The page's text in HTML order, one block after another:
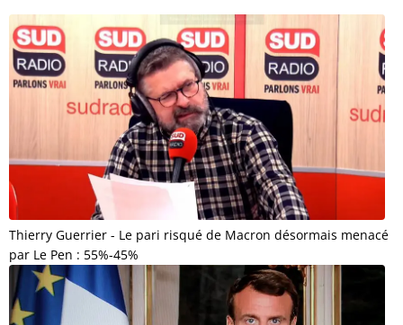
Thierry Guerrier - Le pari risqué de Macron désormais menacé
par Le Pen : 55%-45%